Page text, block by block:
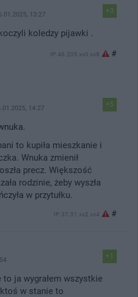
+3
13:27
koledzy pijawki .
IP: 46.205.xx0.xx8 #
+5
14:27
to kupiła mieszkanie i
Wnuka zmienił
precz. Większość
rodzinie, żeby wyszła
w przytułku.
IP: 37.31.xx2.xx4 #
+1
ja wygrałem wszystkie
w stanie to